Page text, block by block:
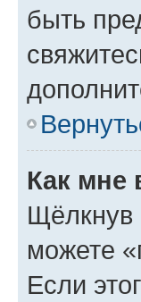
быть
Как мне
Щёлкнув
можете
Если